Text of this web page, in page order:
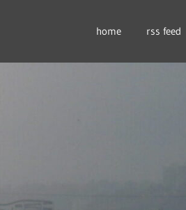
home rss feed